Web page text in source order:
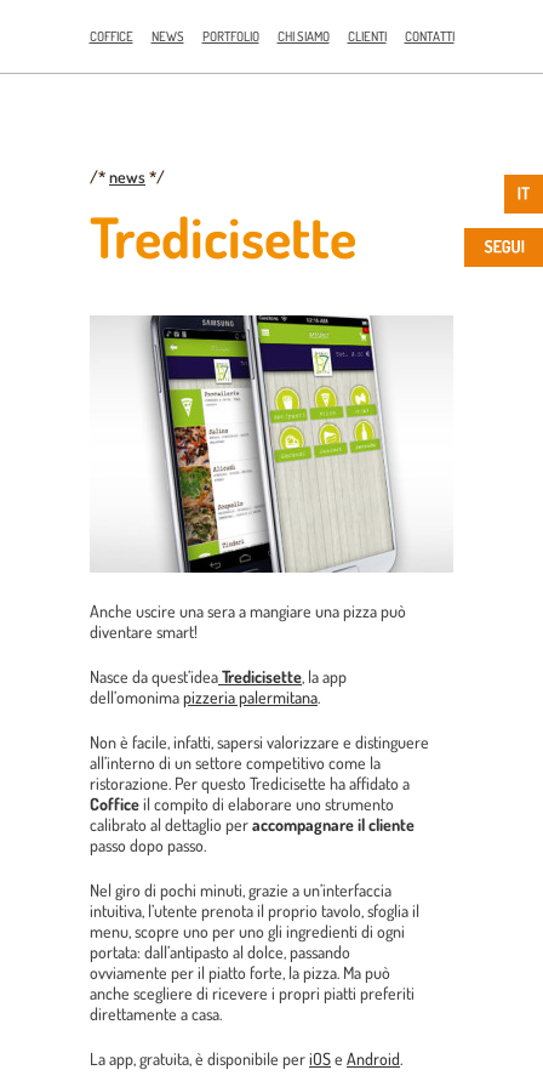
COFFICE NEWS PORTFOLIO CHI SIAMO CLIENTI CONTATTI
/*news*/
Tredicisette
Anche uscire una sera a mangiare una pizza può
diventare smart!
Nasce da quest’ideaTredicisette, la app
dell’omonimapizzeria palermitana.
Non è facile, infatti, sapersi valorizzare e distinguere
all’interno di un settore competitivo come la
ristorazione. Per questo Tredicisette ha affidato a
Cofficeil compito di elaborare uno strumento
calibrato al dettaglio peraccompagnare il cliente
passo dopo passo.
Nel giro di pochi minuti, grazie a un’interfaccia
intuitiva, l’utente prenota il proprio tavolo, sfoglia il
menu, scopre uno per uno gli ingredienti di ogni
portata: dall’antipasto al dolce, passando
ovviamente per il piatto forte, la pizza. Ma può
anche scegliere di ricevere i propri piatti preferiti
direttamente a casa.
La app, gratuita, è disponibile periOSe Android.